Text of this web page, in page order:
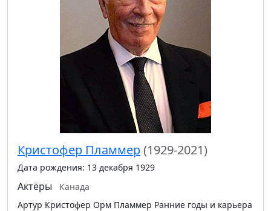
Кристофер Пламмер(1929-2021)
Дата рождения: 13 декабря 1929
Актёры
Канада
Артур Кристофер Орм Пламмер Ранние годы и карьера